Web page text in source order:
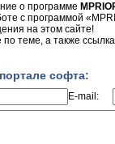
о программе
с программой
на этом сайте!
теме, а также
софта:
E-mail: